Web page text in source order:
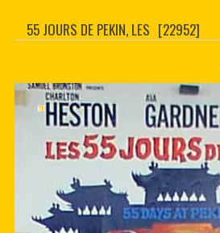
CONTACTO
CUSTOM PDF
55 JOURS DE PEKIN, LES [22952]